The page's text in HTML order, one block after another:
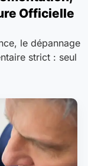
Officielle
le dépannage
strict : seul